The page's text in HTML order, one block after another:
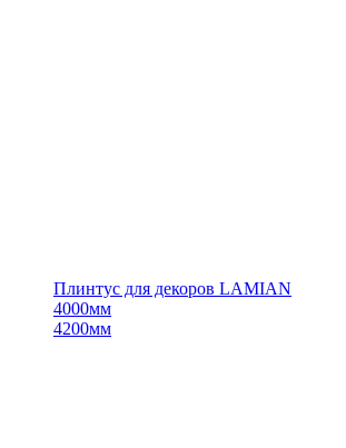
Плинтус для декоров LAMIAN
4000мм
4200мм